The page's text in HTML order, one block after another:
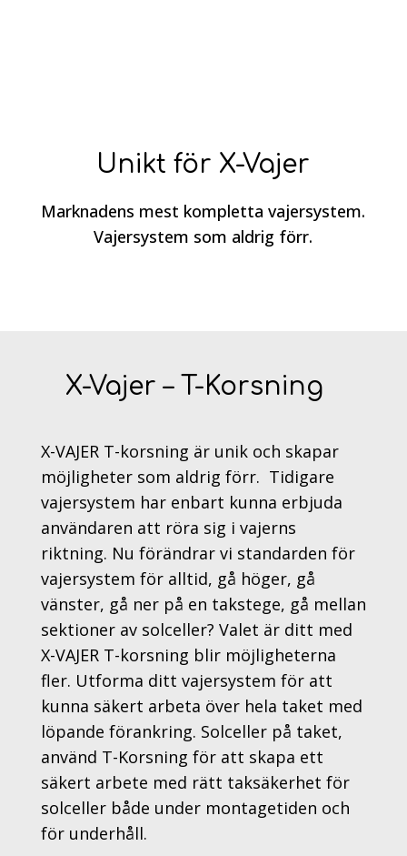
Unikt för X-Vajer
Marknadens mest kompletta vajersystem.
Vajersystem som aldrig förr.
X-Vajer – T-Korsning
X-VAJER T-korsning är unik och skapar
möjligheter som aldrig förr. Tidigare
vajersystem har enbart kunna erbjuda
användaren att röra sig i vajerns
riktning. Nu förändrar vi standarden för
vajersystem för alltid, gå höger, gå
vänster, gå ner på en takstege, gå mellan
sektioner av solceller? Valet är ditt med
X-VAJER T-korsning blir möjligheterna
fler. Utforma ditt vajersystem för att
kunna säkert arbeta över hela taket med
löpande förankring. Solceller på taket,
använd T-Korsning för att skapa ett
säkert arbete med rätt taksäkerhet för
solceller både under montagetiden och
för underhåll.